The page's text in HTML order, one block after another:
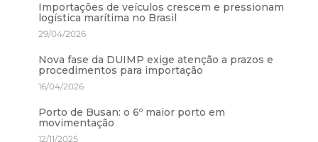
Importações de veículos crescem e pressionam
logística marítima no Brasil
29/04/2026
Nova fase da DUIMP exige atenção a prazos e
procedimentos para importação
16/04/2026
Porto de Busan: o 6º maior porto em
movimentação
12/11/2025